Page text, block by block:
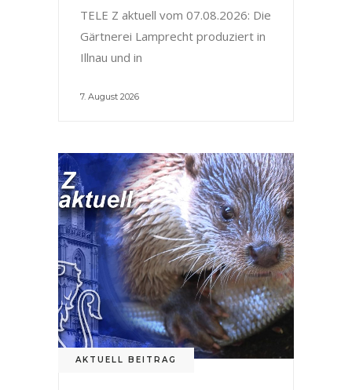
TELE Z aktuell vom 07.08.2026: Die
Gärtnerei Lamprecht produziert in
Illnau und in
7. August 2026
AKTUELL BEITRAG